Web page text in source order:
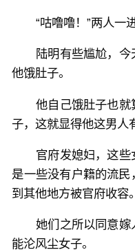
“咕噜噜！”两人一
陆明有些尴尬，
他饿肚子。
他自己饿肚子也
子，这就显得他这男人
官府发媳妇，这
是一些没有户籍的流
到其他地方被官府收容。
她们之所以同意嫁
能沦风尘女子。